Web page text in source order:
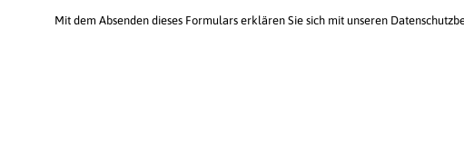
Mit dem Absenden dieses Formulars erklären Sie sich mit unseren